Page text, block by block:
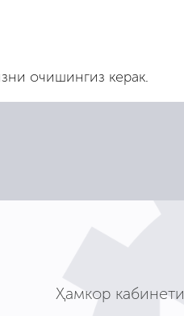
очишингиз керак.
Ҳамкор кабинети